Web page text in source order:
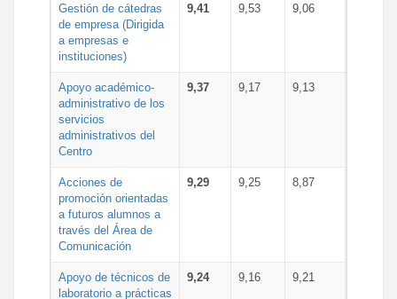
Gestión de cátedras
de empresa (Dirigida
a empresas e
instituciones)
9,41 9,53 9,06
Apoyo académico-
administrativo de los
servicios
administrativos del
Centro
9,37 9,17 9,13
Acciones de
promoción orientadas
a futuros alumnos a
través del Área de
Comunicación
9,29 9,25 8,87
Apoyo de técnicos de
laboratorio a prácticas
9,24 9,16 9,21